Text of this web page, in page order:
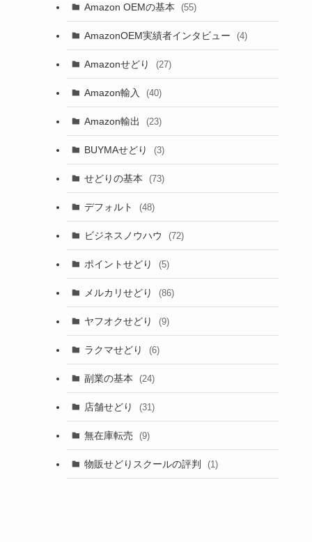
Amazon OEMの基本 (55)
AmazonOEM実績者インタビュー (4)
Amazonせどり (27)
Amazon輸入 (40)
Amazon輸出 (23)
BUYMAせどり (3)
せどりの基本 (73)
デフォルト (48)
ビジネスノウハウ (72)
ポイントせどり (5)
メルカリせどり (86)
ヤフオクせどり (9)
ラクマせどり (6)
副業の基本 (24)
店舗せどり (31)
無在庫転売 (9)
物販せどりスクールの評判 (1)